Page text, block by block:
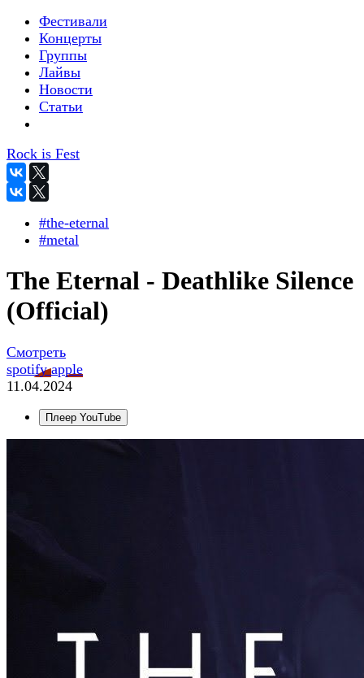
Фестивали
Концерты
Группы
Лайвы
Новости
Статьи
Rock is Fest
#the-eternal
#metal
The Eternal - Deathlike Silence
(Official)
Смотреть
spotifyapple
11.04.2024
Плеер YouTube